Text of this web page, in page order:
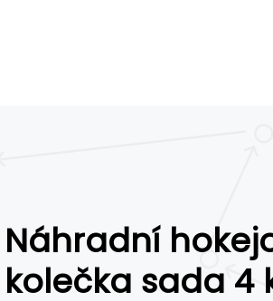
Náhradní
kolečka sada 4